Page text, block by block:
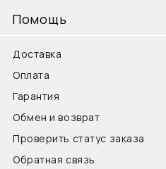
Помощь
Доставка
Оплата
Гарантия
Обмен и возврат
Проверить статус заказа
Обратная связь